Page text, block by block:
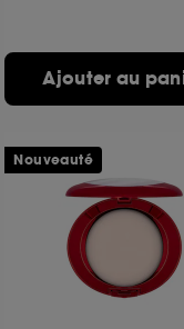
Ajouter au
Nouveauté